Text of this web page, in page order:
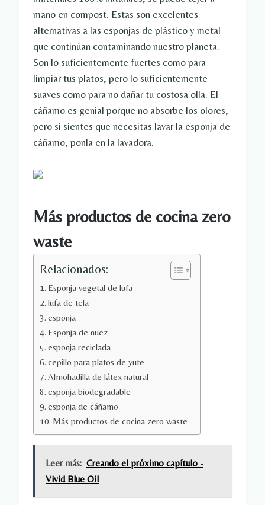
mano en compost. Estas son excelentes
alternativas a las esponjas de plástico y metal
que continúan contaminando nuestro planeta.
Son lo suficientemente fuertes como para
limpiar tus platos, pero lo suficientemente
suaves como para no dañar tu costosa olla. El
cáñamo es genial porque no absorbe los olores,
pero si sientes que necesitas lavar la esponja de
cáñamo, ponla en la lavadora.
Más productos de cocina zero
waste
Relacionados:
Esponja vegetal de lufa
lufa de tela
esponja
Esponja de nuez
esponja reciclada
cepillo para platos de yute
Almohadilla de látex natural
esponja biodegradable
esponja de cáñamo
Más productos de cocina zero waste
Leer más: Creando el próximo capítulo -
Vivid Blue Oil